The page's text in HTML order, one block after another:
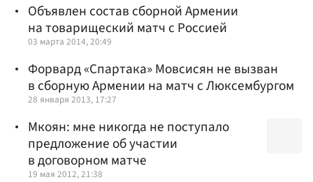
Объявлен состав сборной Армении
на товарищеский матч с Россией
03 марта 2014, 20:49
Форвард «Спартака» Мовсисян не вызван
в сборную Армении на матч с Люксембургом
28 января 2013, 17:27
Мкоян: мне никогда не поступало
предложение об участии
в договорном матче
19 мая 2012, 21:38